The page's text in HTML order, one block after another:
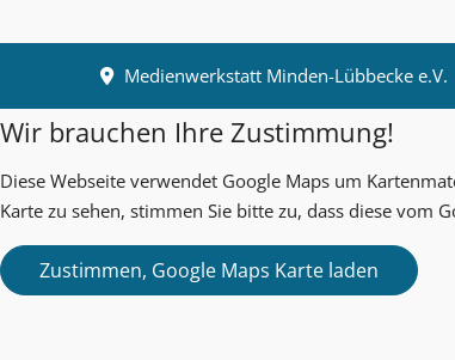
Medienwerkstatt Minden-Lübbecke e.V.
Wir brauchen Ihre Zustimmung!
Diese Webseite verwendet Google Maps um
Karte zu sehen, stimmen Sie bitte zu, dass diese vom